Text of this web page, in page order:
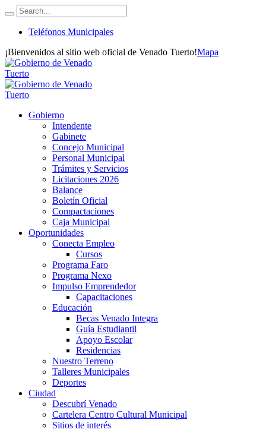
Teléfonos Municipales
¡Bienvenidos al sitio web oficial de Venado Tuerto!Mapa
Gobierno
Intendente
Gabinete
Concejo Municipal
Personal Municipal
Trámites y Servicios
Licitaciones 2026
Balance
Boletín Oficial
Compactaciones
Caja Municipal
Oportunidades
Conecta Empleo
Cursos
Programa Faro
Programa Nexo
Impulso Emprendedor
Capacitaciones
Educación
Becas Venado Integra
Guía Estudiantil
Apoyo Escolar
Residencias
Nuestro Terreno
Talleres Municipales
Deportes
Ciudad
Descubrí Venado
Cartelera Centro Cultural Municipal
Sitios de interés